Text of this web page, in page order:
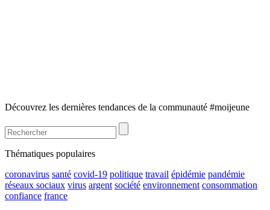
Découvrez les dernières tendances de la communauté #moijeune
Thématiques populaires
coronavirus santé covid-19 politique travail épidémie pandémie
réseaux sociaux virus argent société environnement consommation
confiance france